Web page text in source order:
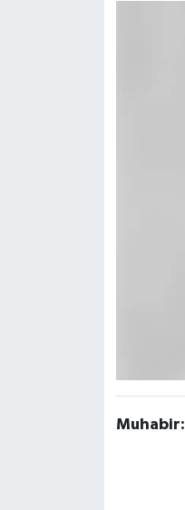
Muhabir: